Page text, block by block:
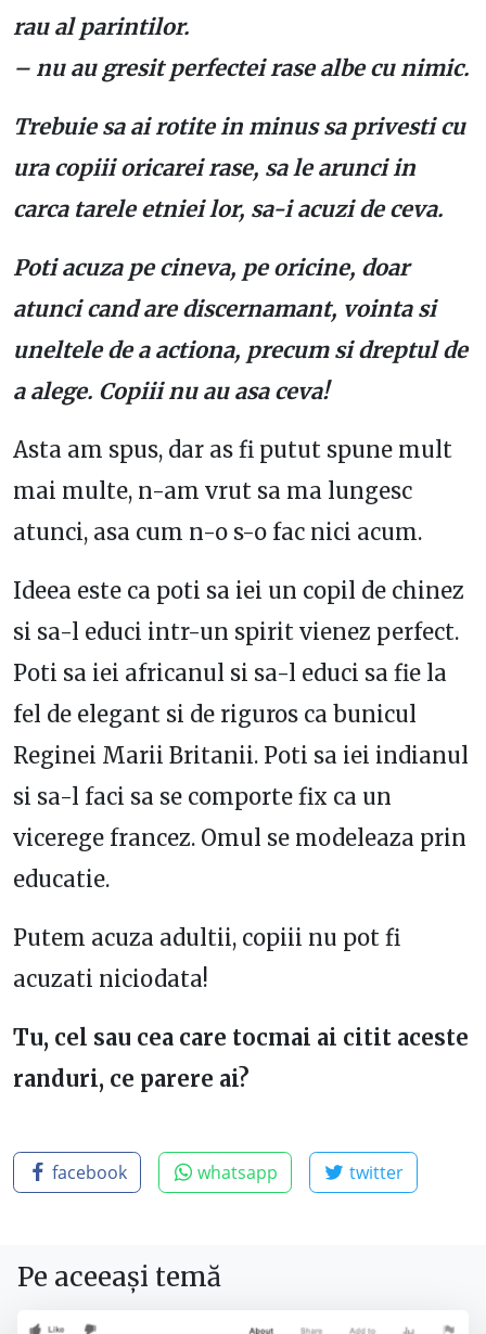
rau al parintilor.
– nu au gresit perfectei rase albe cu nimic.
Trebuie sa ai rotite in minus sa privesti cu
ura copiii oricarei rase, sa le arunci in
carca tarele etniei lor, sa-i acuzi de ceva.
Poti acuza pe cineva, pe oricine, doar
atunci cand are discernamant, vointa si
uneltele de a actiona, precum si dreptul de
a alege. Copiii nu au asa ceva!
Asta am spus, dar as fi putut spune mult
mai multe, n-am vrut sa ma lungesc
atunci, asa cum n-o s-o fac nici acum.
Ideea este ca poti sa iei un copil de chinez
si sa-l educi intr-un spirit vienez perfect.
Poti sa iei africanul si sa-l educi sa fie la
fel de elegant si de riguros ca bunicul
Reginei Marii Britanii. Poti sa iei indianul
si sa-l faci sa se comporte fix ca un
vicerege francez. Omul se modeleaza prin
educatie.
Putem acuza adultii, copiii nu pot fi
acuzati niciodata!
Tu, cel sau cea care tocmai ai citit aceste
randuri, ce parere ai?
facebook whatsapp twitter
Pe aceeași temă